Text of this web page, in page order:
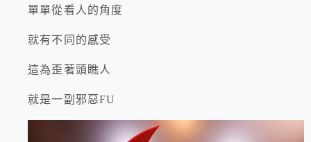
單單從看人的角度
就有不同的感受
這為歪著頭瞧人
就是一副邪惡FU